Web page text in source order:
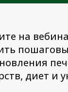
на
диет и